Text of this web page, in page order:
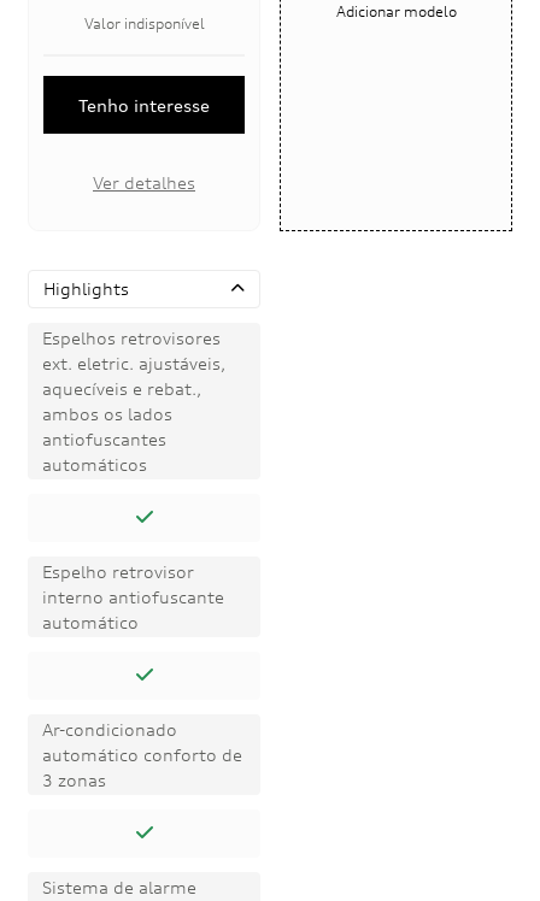
Valor indisponível
Tenho interesse
Ver detalhes
Adicionar modelo
Highlights
Espelhos retrovisores
ext. eletric. ajustáveis,
aquecíveis e rebat.,
ambos os lados
antiofuscantes
automáticos
Espelho retrovisor
interno antiofuscante
automático
Ar-condicionado
automático conforto de
3 zonas
Sistema de alarme